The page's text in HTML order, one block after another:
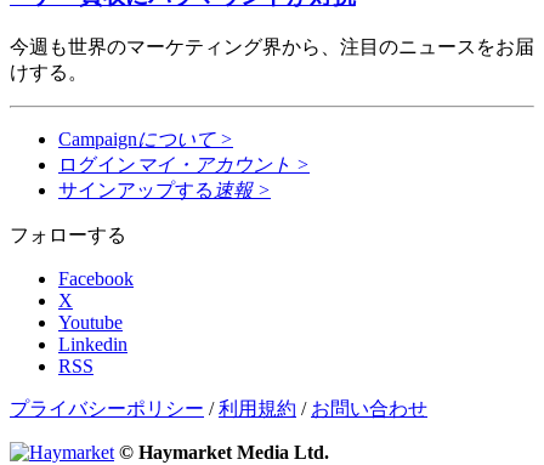
今週も世界のマーケティング界から、注目のニュースをお届
けする。
Campaignについて >
ログイン マイ・アカウント >
サインアップする 速報 >
フォローする
Facebook
X
Youtube
Linkedin
RSS
プライバシーポリシー /利用規約 / お問い合わせ
© Haymarket Media Ltd.